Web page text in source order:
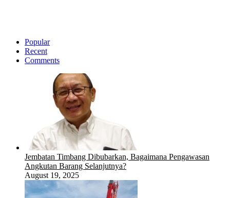
Popular
Recent
Comments
Jembatan Timbang Dibubarkan, Bagaimana Pengawasan
Angkutan Barang Selanjutnya?
August 19, 2025